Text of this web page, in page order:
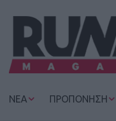
ΝΕΑ ΠΡΟΠΟΝΗΣΗ